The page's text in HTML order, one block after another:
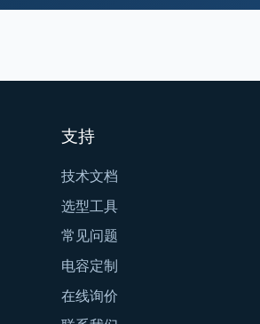
支持
技术文档
选型工具
常见问题
电容定制
在线询价